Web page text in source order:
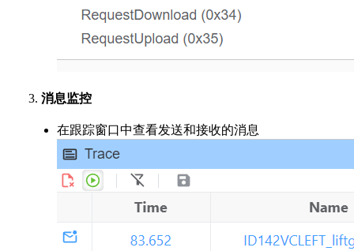
消息监控
在跟踪窗口中查看发送和接收的消息